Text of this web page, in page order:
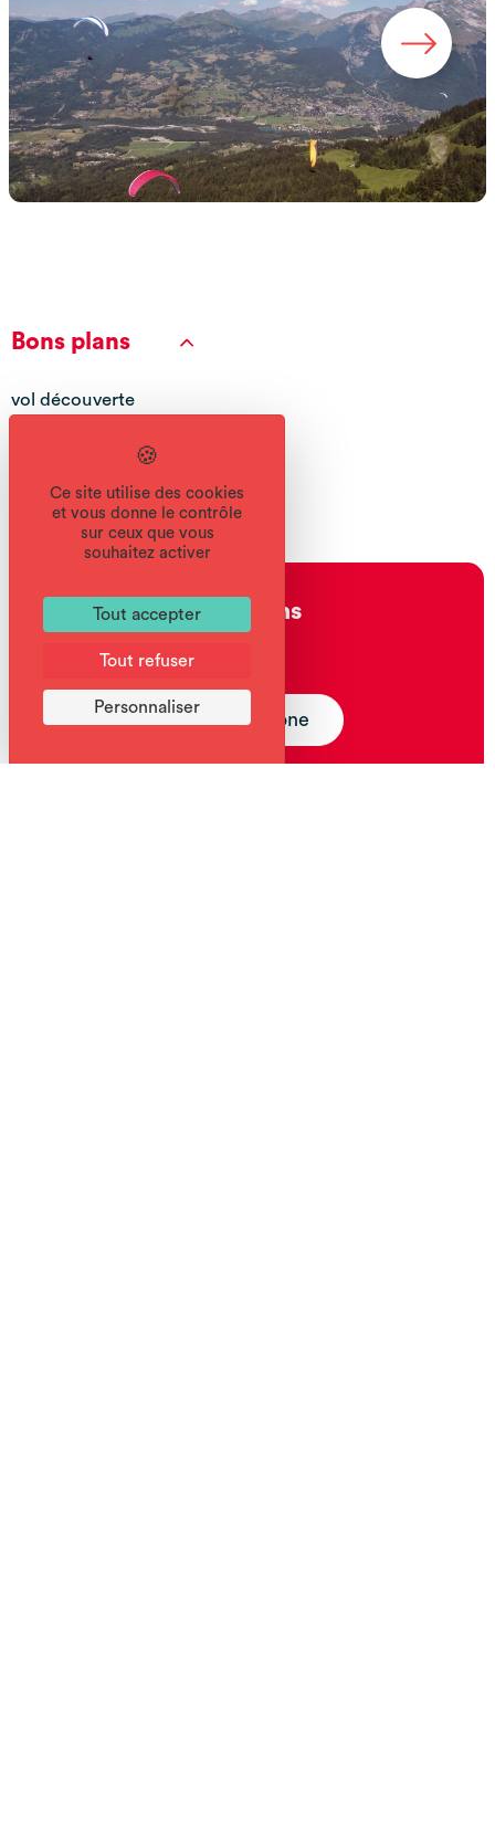
Bons plans
vol découverte
Réservation
Pégase Air Samoëns
04 50 34 95 80
Réserver par téléphone
Ce site utilise des cookies
et vous donne le contrôle
sur ceux que vous
souhaitez activer
Tout accepter
Tout refuser
Personnaliser